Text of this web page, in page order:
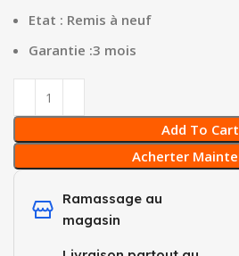
Etat : Remis à neuf
Garantie :3 mois
Add To Cart
Acherter
Ramassage au
magasin